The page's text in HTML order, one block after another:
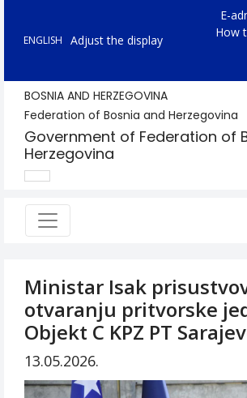
ENGLISH Adjust the display
E-
How
BOSNIA AND HERZEGOVINA
Federation of Bosnia and Herzegovina
Government of Federation of
Herzegovina
Ministar Isak
otvaranju pritvorske
Objekt C KPZ PT
13.05.2026.